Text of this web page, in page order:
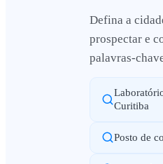
Defina a
prospectar e
palavras-
Curitiba
Posto de